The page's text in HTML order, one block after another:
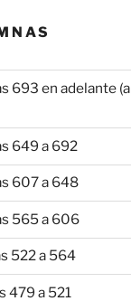
693 en adelante (a
649 a 692
607 a 648
565 a 606
522 a 564
479 a 521